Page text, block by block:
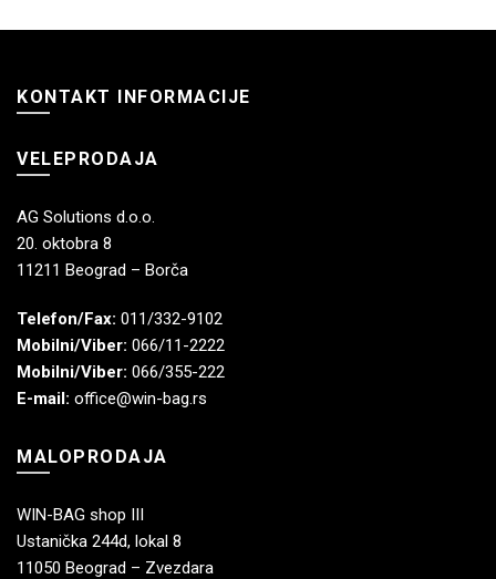
KONTAKT INFORMACIJE
VELEPRODAJA
AG Solutions d.o.o.
20. oktobra 8
11211 Beograd – Borča
Telefon/Fax: 011/332-9102
Mobilni/Viber: 066/11-2222
Mobilni/Viber: 066/355-222
E-mail: office@win-bag.rs
MALOPRODAJA
WIN-BAG shop III
Ustanička 244d, lokal 8
11050 Beograd – Zvezdara